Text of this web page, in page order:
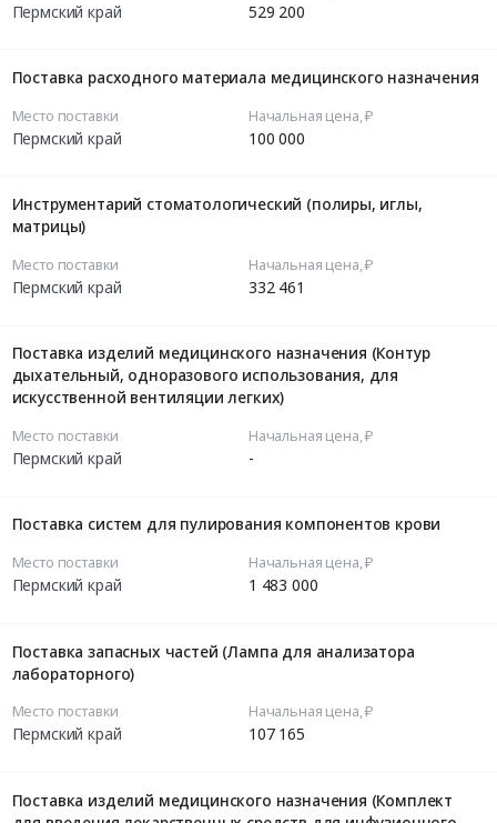
Пермский край 529 200
Поставка расходного материала медицинского назначения
Место поставки
Пермский край
Начальная цена, ₽
100 000
Инструментарий стоматологический (полиры, иглы,
матрицы)
Место поставки
Пермский край
Начальная цена, ₽
332 461
Поставка изделий медицинского назначения (Контур
дыхательный, одноразового использования, для
искусственной вентиляции легких)
Место поставки
Пермский край
Начальная цена, ₽
-
Поставка систем для пулирования компонентов крови
Место поставки
Пермский край
Начальная цена, ₽
1 483 000
Поставка запасных частей (Лампа для анализатора
лабораторного)
Место поставки
Пермский край
Начальная цена, ₽
107 165
Поставка изделий медицинского назначения (Комплект